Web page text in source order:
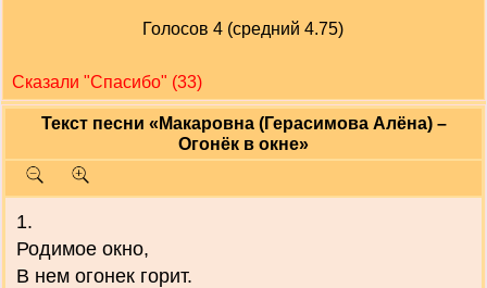
Голосов 4 (средний 4.75)
Сказали "Cпасибо" (33)
Текст песни «Макаровна (Герасимова Алёна) –
Огонёк в окне»
1.
Родимое окно,
В нем огонек горит.